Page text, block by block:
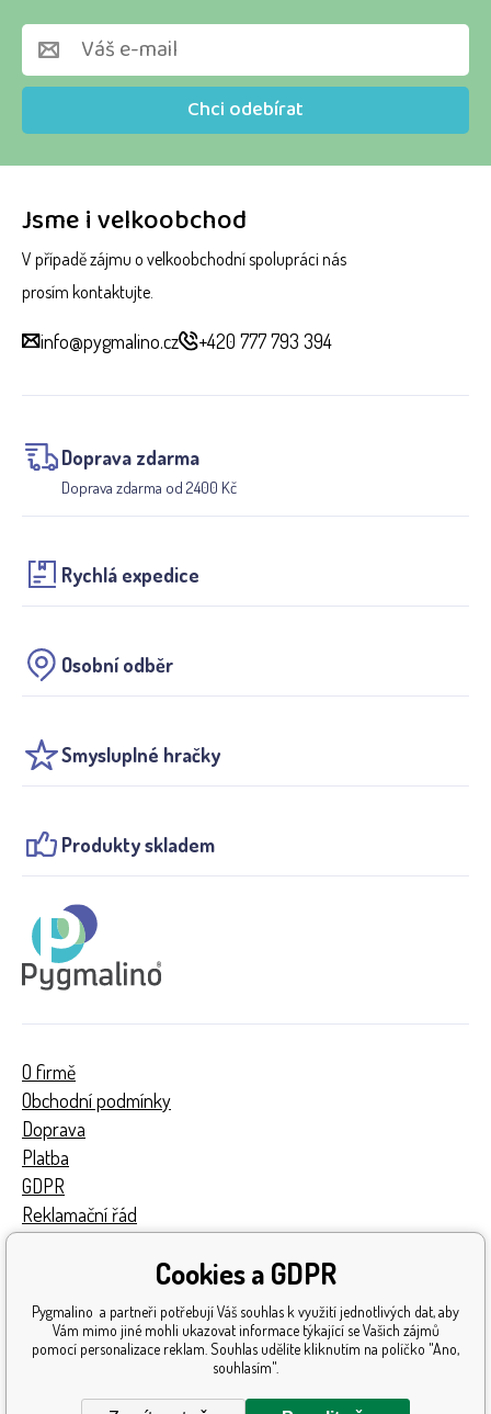
Jsme i velkoobchod
V případě zájmu o velkoobchodní spolupráci nás
prosím kontaktujte.
info@pygmalino.cz +420 777 793 394
Doprava zdarma
Doprava zdarma od 2400 Kč
Rychlá expedice
Osobní odběr
Smysluplné hračky
Produkty skladem
Chci odebírat
O firmě
Obchodní podmínky
Doprava
Platba
GDPR
Reklamační řád
Získaná ocenění
Katalog hraček
Mapa stránek
Cookies a GDPR
Pygmalino a partneři potřebují Váš souhlas k využití jednotlivých dat, aby
Vám mimo jiné mohli ukazovat informace týkající se Vašich zájmů
pomocí personalizace reklam. Souhlas udělíte kliknutím na políčko "Ano,
souhlasím".